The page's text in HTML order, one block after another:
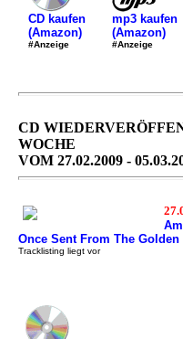
CD kaufen
(Amazon)
#Anzeige
mp3 kaufen
(Amazon)
#Anzeige
CD
WOCHE
VOM 27.02.2009 -
Once Sent From The Golden
Tracklisting liegt vor